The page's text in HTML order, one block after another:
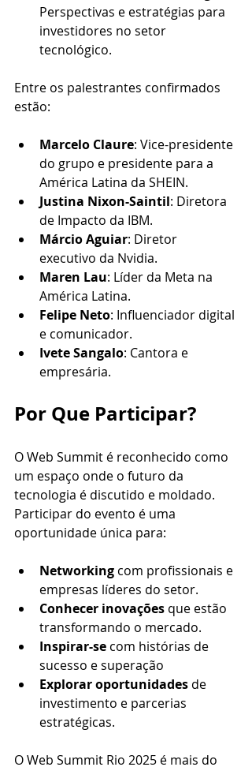
Perspectivas e estratégias para
investidores no setor
tecnológico.​
Entre os palestrantes confirmados
estão:
Marcelo Claure: Vice-presidente
do grupo e presidente para a
América Latina da SHEIN.​
Justina Nixon-Saintil: Diretora
de Impacto da IBM.​
Márcio Aguiar: Diretor
executivo da Nvidia.​
Maren Lau: Líder da Meta na
América Latina.​
Felipe Neto: Influenciador digital
e comunicador.​
Ivete Sangalo: Cantora e
empresária.​
Por Que Participar?
O Web Summit é reconhecido como
um espaço onde o futuro da
tecnologia é discutido e moldado.
Participar do evento é uma
oportunidade única para:​
Networking com profissionais e
empresas líderes do setor.​
Conhecer inovações que estão
transformando o mercado.​
Inspirar-se com histórias de
sucesso e superação
Explorar oportunidades de
investimento e parcerias
estratégicas.​
O Web Summit Rio 2025 é mais do